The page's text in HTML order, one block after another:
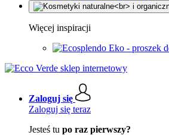
Więcej inspiracji
Eko - proszek
Zaloguj się
Zaloguj się teraz
Jesteś tu po raz pierwszy?